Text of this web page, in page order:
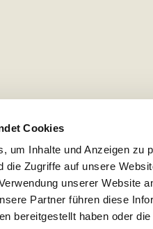
Cookies
um Inhalte und Anzeigen zu
die Zugriffe auf unsere
unserer Website
Partner führen diese
bereitgestellt haben oder